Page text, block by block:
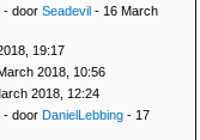
- door Seadevil - 16 March
19:17
2018, 10:56
2018, 12:24
- door DanielLebbing - 17